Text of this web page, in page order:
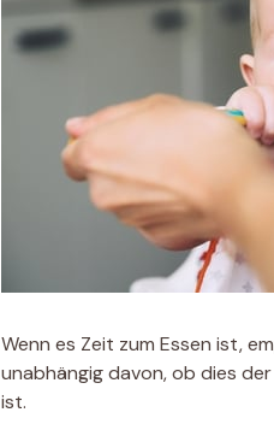
Wenn es Zeit zum Essen ist,
unabhängig davon, ob dies
ist.